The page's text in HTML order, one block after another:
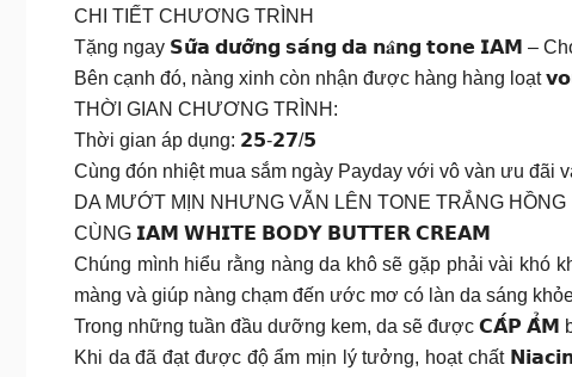
CHI TIẾT CHƯƠNG TRÌNH
Tặng ngay 𝗦𝘂̛̃𝗮 𝗱𝘂̛𝗼̛̃𝗻𝗴 𝘀𝗮́𝗻𝗴 𝗱𝗮 𝗻𝐚̂𝗻𝗴 𝘁𝗼𝗻𝗲 𝗜𝗔𝗠 –
Bên cạnh đó, nàng xinh còn nhận được hàng hàng loạt
THỜI GIAN CHƯƠNG TRÌNH:
Thời gian áp dụng: 𝟮𝟱-𝟮𝟳/𝟱
Cùng đón nhiệt mua sắm ngày Payday với vô vàn ưu đãi
DA MƯỚT MỊN NHƯNG VẪN LÊN TONE TRẮNG HỒNG
CÙNG 𝗜𝗔𝗠 𝗪𝗛𝗜𝗧𝗘 𝗕𝗢𝗗𝗬 𝗕𝗨𝗧𝗧𝗘𝗥 𝗖𝗥𝗘𝗔𝗠
Chúng mình hiểu rằng nàng da khô sẽ gặp phải vài khó
màng và giúp nàng chạm đến ước mơ có làn da sáng
Trong những tuần đầu dưỡng kem, da sẽ được 𝗖𝗔̂́𝗣
Khi da đã đạt được độ ẩm mịn lý tưởng, hoạt chất